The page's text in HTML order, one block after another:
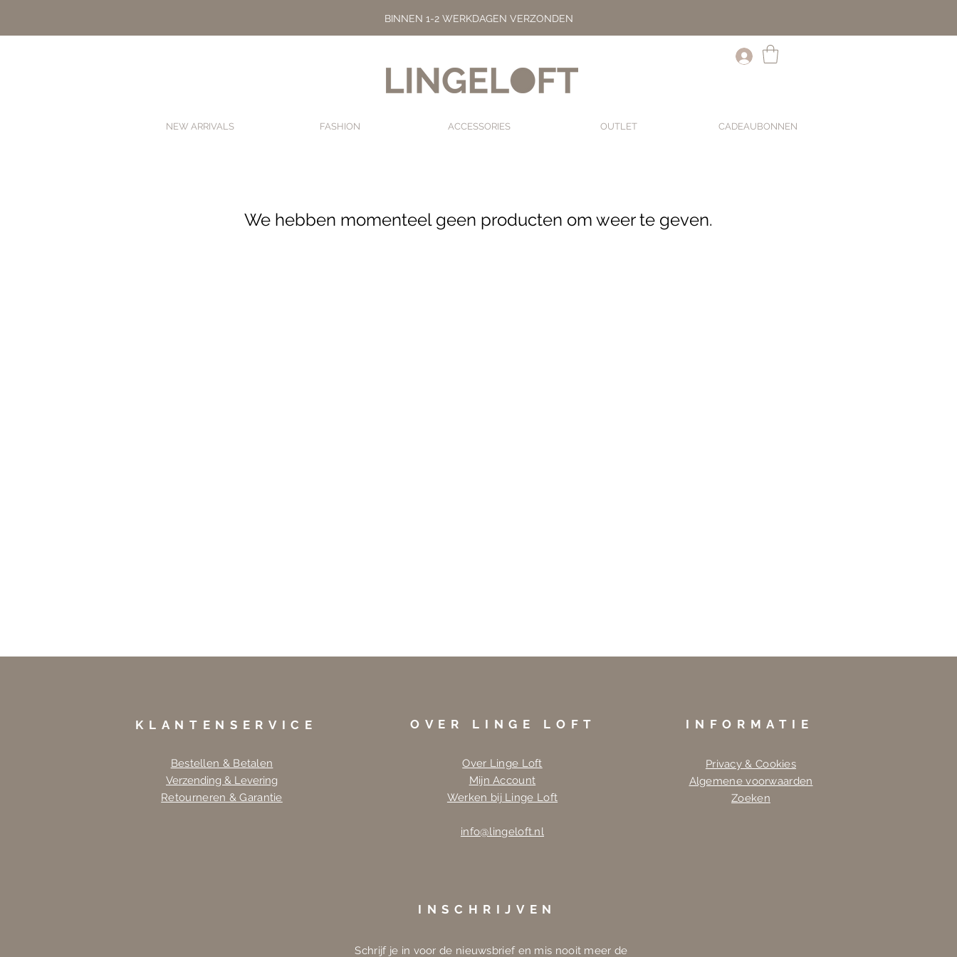
BINNEN 1-2 WERKDAGEN VERZONDEN
NEW ARRIVALS FASHION ACCESSORIES OUTLET CADEAUBONNEN
We hebben momenteel geen producten om weer te geven.
KLANTENSERVICE
Bestellen & Betalen
Verzending & Levering
Retourneren & Garantie
OVER LINGE LOFT
Over Linge Loft
Mijn Account
Werken bij Linge Loft
info@lingeloft.nl
INFORMATIE
Privacy & Cookies
Algemene voorwaarden
Zoeken
INSCHRIJVEN
Schrijf je in voor de nieuwsbrief en mis nooit meer de